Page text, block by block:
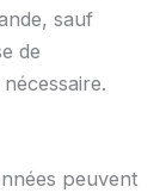
sauf
de
peuvent